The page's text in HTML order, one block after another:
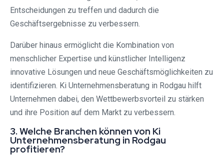
Entscheidungen zu treffen und dadurch die
Geschäftsergebnisse zu verbessern.
Darüber hinaus ermöglicht die Kombination von
menschlicher Expertise und künstlicher Intelligenz
innovative Lösungen und neue Geschäftsmöglichkeiten zu
identifizieren. Ki Unternehmensberatung in Rodgau hilft
Unternehmen dabei, den Wettbewerbsvorteil zu stärken
und ihre Position auf dem Markt zu verbessern.
3. Welche Branchen können von Ki
Unternehmensberatung in Rodgau
profitieren?